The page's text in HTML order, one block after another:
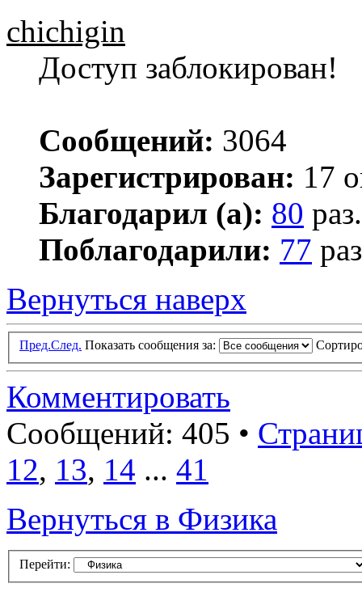
chichigin
Доступ заблокирован!
Сообщений: 3064
Зарегистрирован: 17
Благодарил (а): 80 раз.
Поблагодарили: 77
Вернуться наверх
Пред.След. Показать сообщения за:
Комментировать
Сообщений: 405 •
12, 13, 14 ... 41
Вернуться в Физика
Перейти: